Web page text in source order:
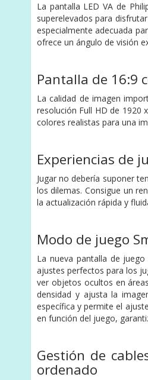
La pantalla LED VA de
superelevados para
especialmente adecuada
ofrece un ángulo de visión
Pantalla de 16:9
La calidad de imagen
resolución Full HD de 1920
colores realistas para una
Experiencias de
Jugar no debería suponer
los dilemas. Consigue un
la actualización rápida y
Modo de juego
La nueva pantalla de
ajustes perfectos para los
ver objetos ocultos en
densidad y ajusta la
específica y permite el
en función del juego,
Gestión de
ordenado